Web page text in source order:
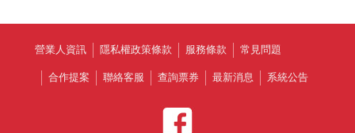
營業人資訊 隱私權政策條款 服務條款 常見問題
合作提案 聯絡客服 查詢票券 最新消息 系統公告